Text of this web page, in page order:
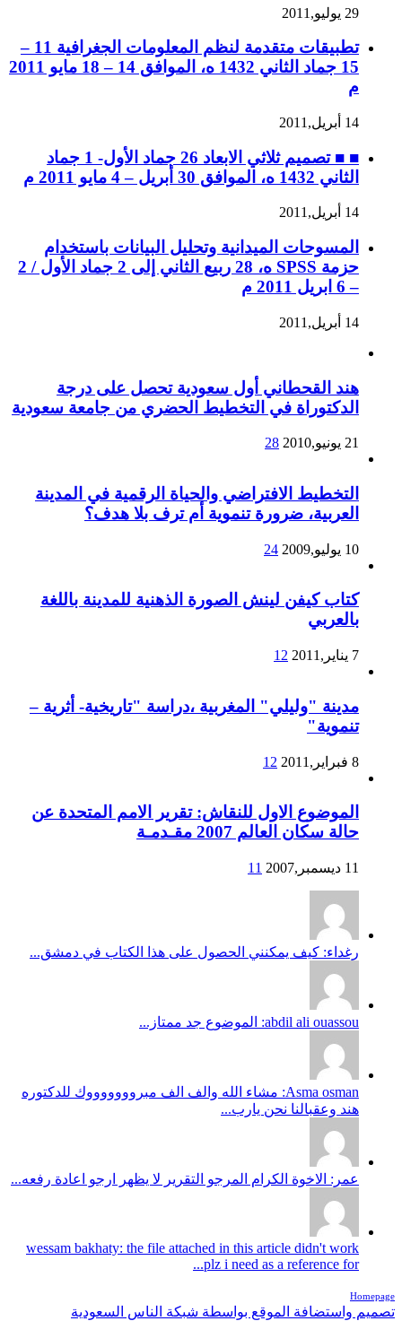
29 يوليو,2011
تطبيقات متقدمة لنظم المعلومات الجغرافية 11 –
15 جماد الثاني 1432 ه، الموافق 14 – 18 مايو 2011
م
14 أبريل,2011
■ ■ تصميم ثلاثي الابعاد 26 جماد الأول- 1 جماد
الثاني 1432 ه، الموافق 30 أبريل – 4 مايو 2011 م
14 أبريل,2011
المسوحات الميدانية وتحليل البيانات باستخدام
حزمة SPSS ه، 28 ربيع الثاني إلى 2 جماد الأول / 2
– 6 ابريل 2011 م
14 أبريل,2011
هند القحطاني أول سعودية تحصل على درجة
الدكتوراة في التخطيط الحضري من جامعة سعودية
21 يونيو,2010 28
التخطيط الافتراضي والحياة الرقمية في المدينة
العربية، ضرورة تنموية أم ترف بلا هدف؟
10 يوليو,2009 24
كتاب كيفن لينش الصورة الذهنية للمدينة باللغة
بالعربي
7 يناير,2011 12
مدينة "وليلي" المغربية ،دراسة "تاريخية- أثرية –
تنموية"
8 فبراير,2011 12
الموضوع الاول للنقاش: تقرير الامم المتحدة عن
حالة سكان العالم 2007 مقـدمـة
11 ديسمبر,2007 11
رغداء: كيف يمكنني الحصول على هذا الكتاب في دمشق...
abdil ali ouassou: الموضوع جد ممتاز...
Asma osman: مشاء الله والف الف مبروووووووك للدكتوره
هند وعقبالنا نحن يارب...
عمر: الاخوة الكرام المرجو التقرير لا يظهر ارجو اعادة رفعه...
wessam bakhaty: the file attached in this article didn't work
plz i need as a reference for...
Homepage
تصميم واستضافة الموقع بواسطة شبكة الناس السعودية